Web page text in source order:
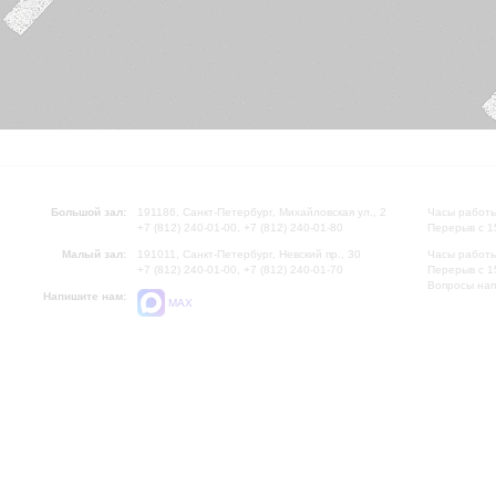
Большой зал:
191186, Санкт-Петербург, Михайловская ул., 2
+7 (812) 240-01-00, +7 (812) 240-01-80
Малый зал:
191011, Санкт-Петербург, Невский пр., 30
+7 (812) 240-01-00, +7 (812) 240-01-70
Напишите нам:
MAX
Часы
Перерыв с
Часы
Перерыв с
Вопросы